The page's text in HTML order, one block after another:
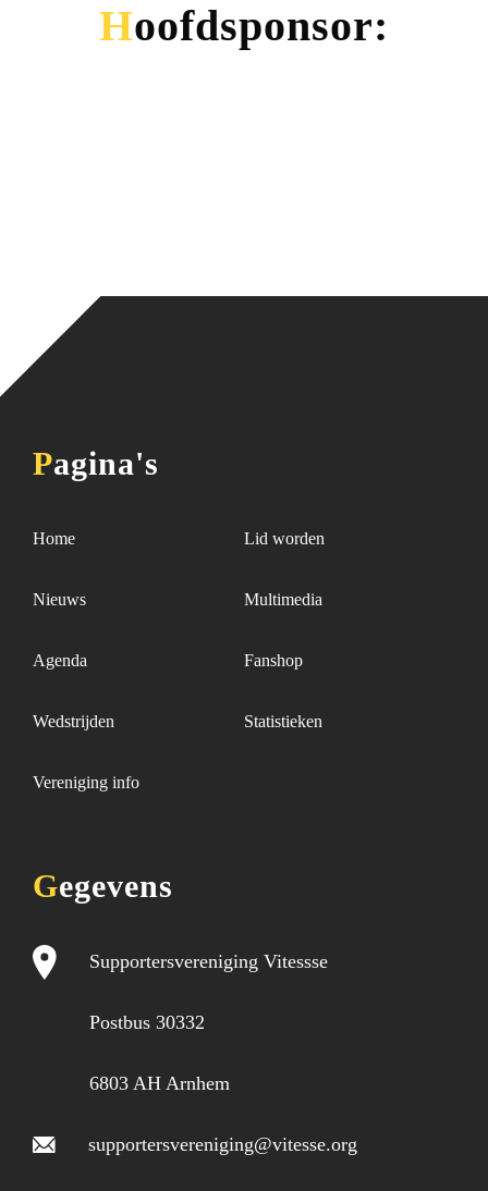
Hoofdsponsor:
Pagina's
Home
Nieuws
Agenda
Wedstrijden
Vereniging info
Lid worden
Multimedia
Fanshop
Statistieken
Gegevens
Supportersvereniging Vitessse
Postbus 30332
6803 AH Arnhem
supportersvereniging@vitesse.org